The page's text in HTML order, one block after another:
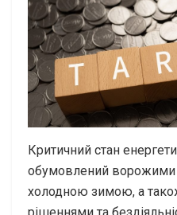
Критичний стан
обумовлений ворожими
холодною зимою, а